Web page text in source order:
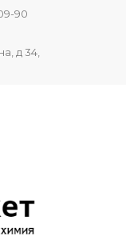
90
д 34,